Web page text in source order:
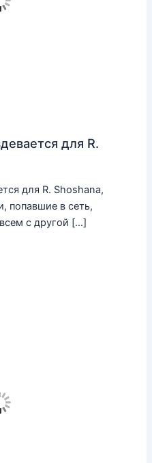
для R.
для R. Shoshana,
попавшие в сеть,
с другой […]